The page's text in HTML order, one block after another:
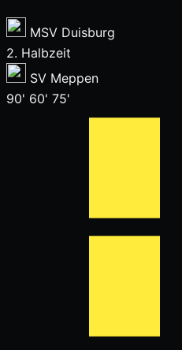
MSV Duisburg
2. Halbzeit
SV Meppen
90' 60' 75'